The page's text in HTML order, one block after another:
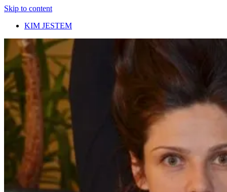
Skip to content
KIM JESTEM